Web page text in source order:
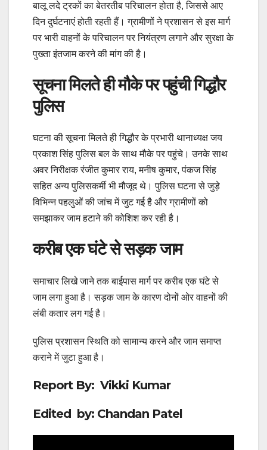
बालू लदे ट्रकों का बेतरतीब परिचालन होता है, जिससे आए
दिन दुर्घटनाएं होती रहती हैं। ग्रामीणों ने प्रशासन से इस मार्ग
पर भारी वाहनों के परिचालन पर नियंत्रण लगाने और सुरक्षा के
पुख्ता इंतजाम करने की मांग की है।
सूचना मिलते ही मौके पर पहुंची गिद्धौर
पुलिस
घटना की सूचना मिलते ही गिद्धौर के प्रभारी थानाध्यक्ष जय
प्रकाश सिंह पुलिस बल के साथ मौके पर पहुंचे। उनके साथ
अवर निरीक्षक रंजीत कुमार राय, मनीष कुमार, पंकज सिंह
सहित अन्य पुलिसकर्मी भी मौजूद थे। पुलिस घटना से जुड़े
विभिन्न पहलुओं की जांच में जुट गई है और ग्रामीणों को
समझाकर जाम हटाने की कोशिश कर रही है।
करीब एक घंटे से सड़क जाम
समाचार लिखे जाने तक बाईपास मार्ग पर करीब एक घंटे से
जाम लगा हुआ है। सड़क जाम के कारण दोनों ओर वाहनों की
लंबी कतार लग गई है।
पुलिस प्रशासन स्थिति को सामान्य करने और जाम समाप्त
कराने में जुटा हुआ है।
Report By: Vikki Kumar
Edited by: Chandan Patel